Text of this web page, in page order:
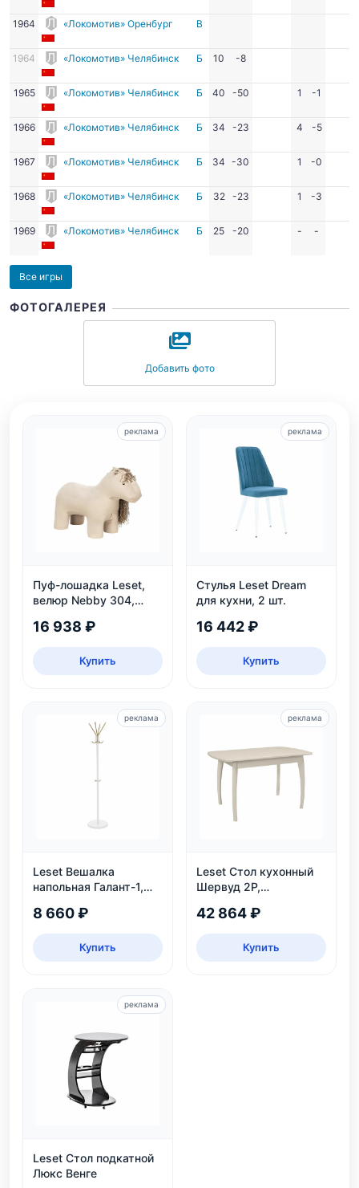
1964 «Локомотив» Оренбург В
1964 «Локомотив» Челябинск Б 10 -8
1965 «Локомотив» Челябинск Б 40 -50 1 -1
1966 «Локомотив» Челябинск Б 34 -23 4 -5
1967 «Локомотив» Челябинск Б 34 -30 1 -0
1968 «Локомотив» Челябинск Б 32 -23 1 -3
1969 «Локомотив» Челябинск Б 25 -20 - -
Все игры
ФОТОГАЛЕРЕЯ
Добавить фото
Пуф-лошадка Leset,
велюр Nebby 304,
детской
16 938 ₽
Купить
реклама
Стулья Leset Dream
для кухни, 2 шт.
16 442 ₽
Купить
реклама
Leset Вешалка
напольная Галант-1,
8 660 ₽
Купить
реклама
Leset Стол кухонный
Шервуд 2Р,
42 864 ₽
Купить
реклама
Leset Стол подкатной
Люкс Венге
реклама